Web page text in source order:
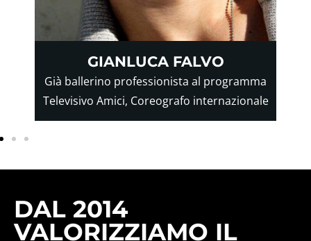
GIANLUCA FALVO
Già ballerino professionista al programma
Televisivo Amici, Coreografo internazionale
DAL 2014
VALORIZZIAMO IL